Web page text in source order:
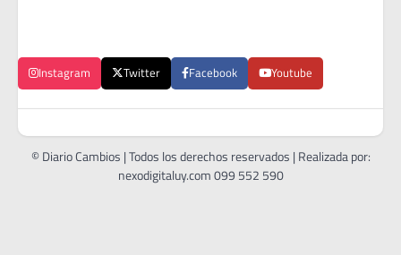
Instagram Twitter Facebook Youtube